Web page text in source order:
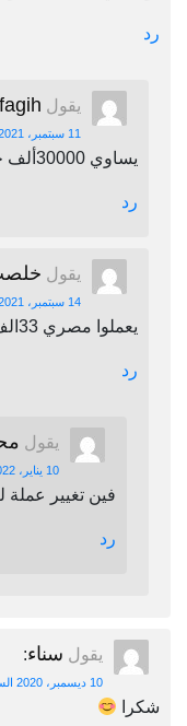
رد
يقول
11 سبتمبر، 2021 الساعة 6:51 م
يساوي 30000ألف جنيه مصري
رد
يقول
14 سبتمبر، 2021 الساعة 1:42 ص
يعملوا مصري 33الف
رد
يقول
10 يناير، 2022 الساعة 2:12 ص
فين تغيير
رد
يقول سناء:
10 ديسمبر، 2020 الساعة 1:06 م
شكرا